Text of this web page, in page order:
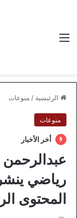
الرئيسية / منوعات
منوعات
أخر الأخبار
رياضي ينشر
المحتوى